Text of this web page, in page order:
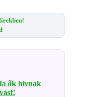
ők hívnak